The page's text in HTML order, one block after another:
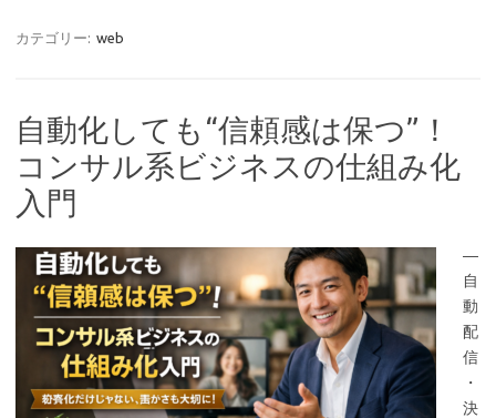
カテゴリー: web
自動化しても“信頼感は保つ”！
コンサル系ビジネスの仕組み化
入門
―
自
動
配
信
・
決